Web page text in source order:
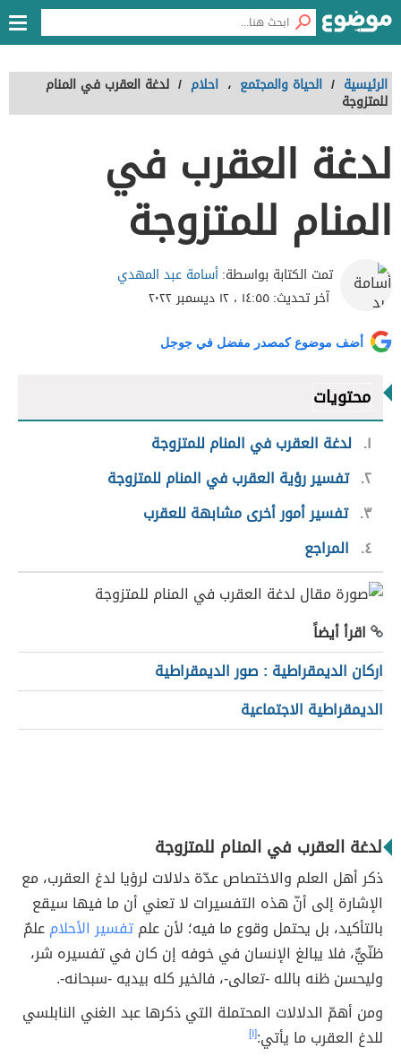
الرئيسية / الحياة والمجتمع ، احلام / لدغة العقرب في المنام
للمتزوجة
لدغة العقرب في
المنام للمتزوجة
تمت الكتابة بواسطة:أسامة عبد المهدي
آخر تحديث:١٤:٥٥ ، ١٢ ديسمبر ٢٠٢٢
أضف موضوع كمصدر مفضل في جوجل
محتويات
١ لدغة العقرب في المنام للمتزوجة
٢ تفسير رؤية العقرب في المنام للمتزوجة
٣ تفسير أمور أخرى مشابهة للعقرب
٤
المراجع
اقرأ أيضاً
اركان الديمقراطية : صور الديمقراطية
الديمقراطية الاجتماعية
لدغة العقرب في المنام للمتزوجة
ذكر أهل العلم والاختصاص عدّة دلالات لرؤيا لدغ العقرب، مع
الإشارة إلى أنّ هذه التفسيرات لا تعني أن ما فيها سيقع
بالتأكيد، بل يحتمل وقوع ما فيه؛ لأن علمتفسير الأحلامعلمٌ
ظنّيٌّ، فلا يبالغ الإنسان في خوفه إن كان في تفسيره شر،
وليحسن ظنه بالله -تعالى-، فالخير كله بيديه -سبحانه-.
ومن أهمّ الدلالات المحتملة التي ذكرها عبد الغني النابلسي
للدغ العقرب ما يأتي:[١]